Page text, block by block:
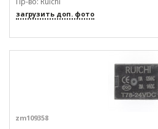
загрузить доп. фото
zm109358